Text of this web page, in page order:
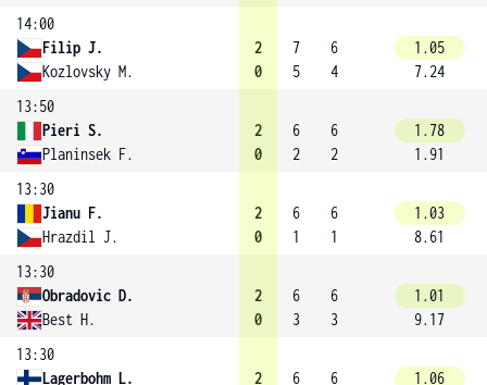
14:00
Filip J.
Kozlovsky M.
2
0
7
5
6
4
1.05
7.24
13:50
Pieri S.
Planinsek F.
2
0
6
2
6
2
1.78
1.91
13:30
Jianu F.
Hrazdil J.
2
0
6
1
6
1
1.03
8.61
13:30
Obradovic D.
Best H.
2
0
6
3
6
3
1.01
9.17
13:30
Lagerbohm L.
2
6
6
1.06